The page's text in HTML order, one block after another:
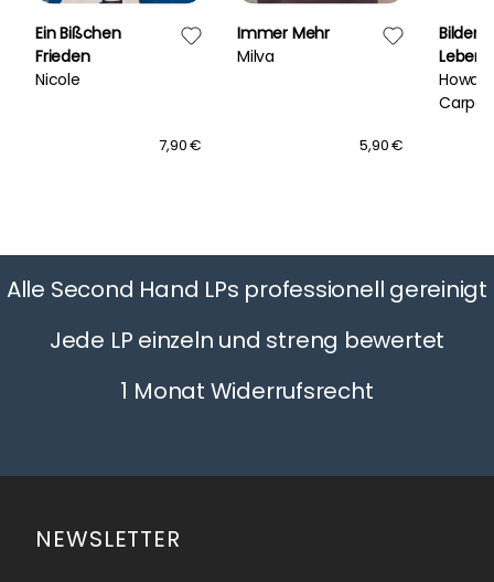
Ein Bißchen
Frieden
Nicole
7,90 €
Immer Mehr
Milva
5,90 €
Bilder
Lebens
Howard
Alle Second Hand LPs professionell gereinigt
Jede LP einzeln und streng bewertet
1 Monat Widerrufsrecht
NEWSLETTER